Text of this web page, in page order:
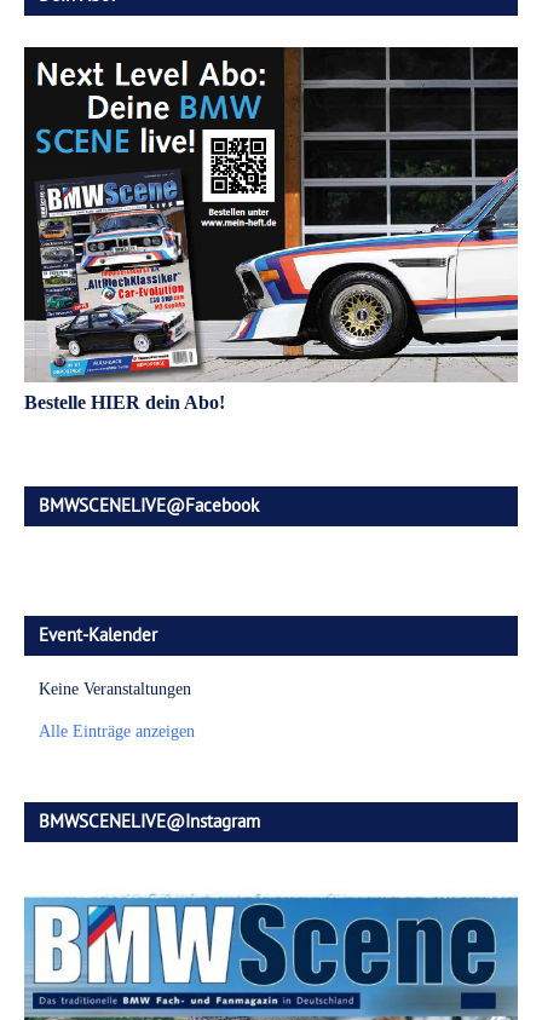
Bestelle HIER dein Abo!
BMWSCENELIVE@Facebook
Event-Kalender
Keine Veranstaltungen
Alle Einträge anzeigen
BMWSCENELIVE@Instagram